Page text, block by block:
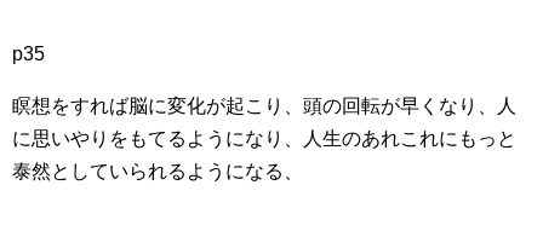
p35
瞑想をすれば脳に変化が起こり、頭の回転が早くなり、人
に思いやりをもてるようになり、人生のあれこれにもっと
泰然としていられるようになる、